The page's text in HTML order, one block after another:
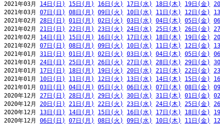
2021年03月 14日(日) 15日(月) 16日(火) 17日(水) 18日(木) 19日(金)
2021年03月 07日(日) 08日(月) 09日(火) 10日(水) 11日(木) 12日(金)
2021年02月 28日(日) 01日(月) 02日(火) 03日(水) 04日(木) 05日(金)
2021年02月 21日(日) 22日(月) 23日(火) 24日(水) 25日(木) 26日(金)
2021年02月 14日(日) 15日(月) 16日(火) 17日(水) 18日(木) 19日(金)
2021年02月 07日(日) 08日(月) 09日(火) 10日(水) 11日(木) 12日(金)
2021年01月 31日(日) 01日(月) 02日(火) 03日(水) 04日(木) 05日(金)
2021年01月 24日(日) 25日(月) 26日(火) 27日(水) 28日(木) 29日(金)
2021年01月 17日(日) 18日(月) 19日(火) 20日(水) 21日(木) 22日(金)
2021年01月 10日(日) 11日(月) 12日(火) 13日(水) 14日(木) 15日(金)
2021年01月 03日(日) 04日(月) 05日(火) 06日(水) 07日(木) 08日(金)
2020年12月 27日(日) 28日(月) 29日(火) 30日(水) 31日(木) 01日(金)
2020年12月 20日(日) 21日(月) 22日(火) 23日(水) 24日(木) 25日(金)
2020年12月 13日(日) 14日(月) 15日(火) 16日(水) 17日(木) 18日(金)
2020年12月 06日(日) 07日(月) 08日(火) 09日(水) 10日(木) 11日(金)